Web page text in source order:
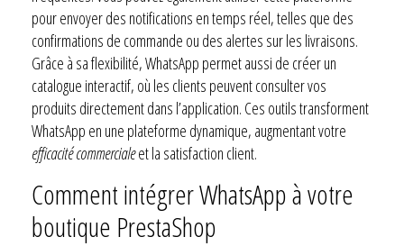
pour envoyer des notifications en temps réel, telles que des
confirmations de commande ou des alertes sur les livraisons.
Grâce à sa flexibilité, WhatsApp permet aussi de créer un
catalogue interactif, où les clients peuvent consulter vos
produits directement dans l’application. Ces outils transforment
WhatsApp en une plateforme dynamique, augmentant votre
efficacité commercialeet la satisfaction client.
Comment intégrer WhatsApp à votre
boutique PrestaShop